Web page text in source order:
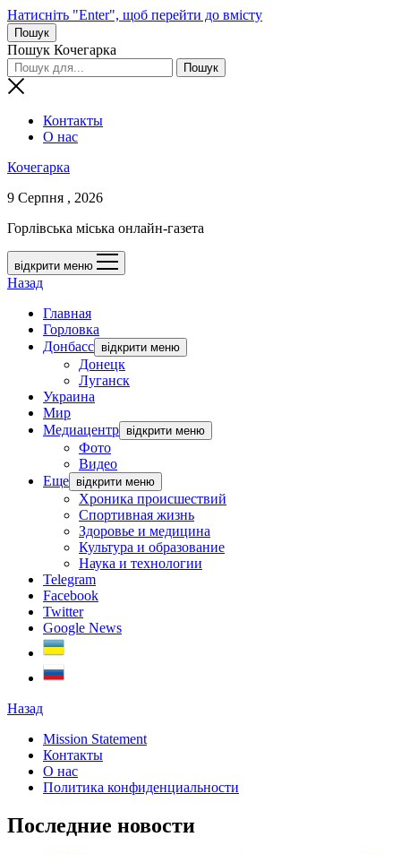
Натисніть "Enter", щоб перейти до вмісту
Пошук
Пошук Кочегарка
Контакты
О нас
Кочегарка
9 Серпня , 2026
Горлівська міська онлайн-газета
відкрити меню
Назад
Главная
Горловка
Донбасс відкрити меню
Донецк
Луганск
Украина
Мир
Медиацентр відкрити меню
Фото
Видео
Еще відкрити меню
Хроника происшествий
Спортивная жизнь
Здоровье и медицина
Культура и образование
Наука и технологии
Telegram
Facebook
Twitter
Google News
Назад
Mission Statement
Контакты
О нас
Политика конфиденциальности
Последние новости